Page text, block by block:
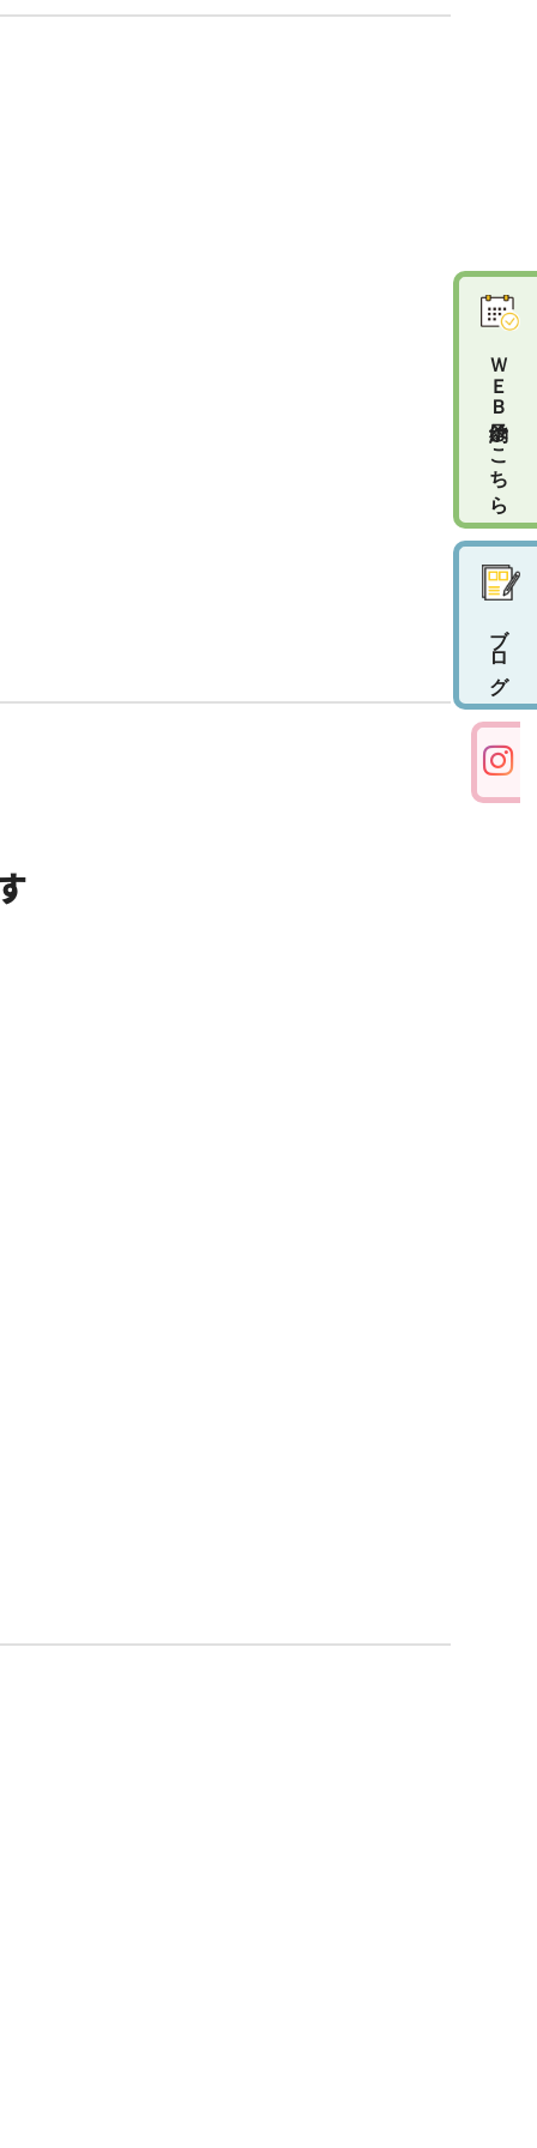
ＷＥＢ予約はこちら
ブログ